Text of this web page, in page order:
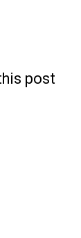
post